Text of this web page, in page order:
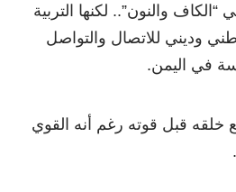
والنون”.. لكنها التربية
وديني للاتصال والتواصل
في اليمن.
خلقه قبل قوته رغم أنه القوي